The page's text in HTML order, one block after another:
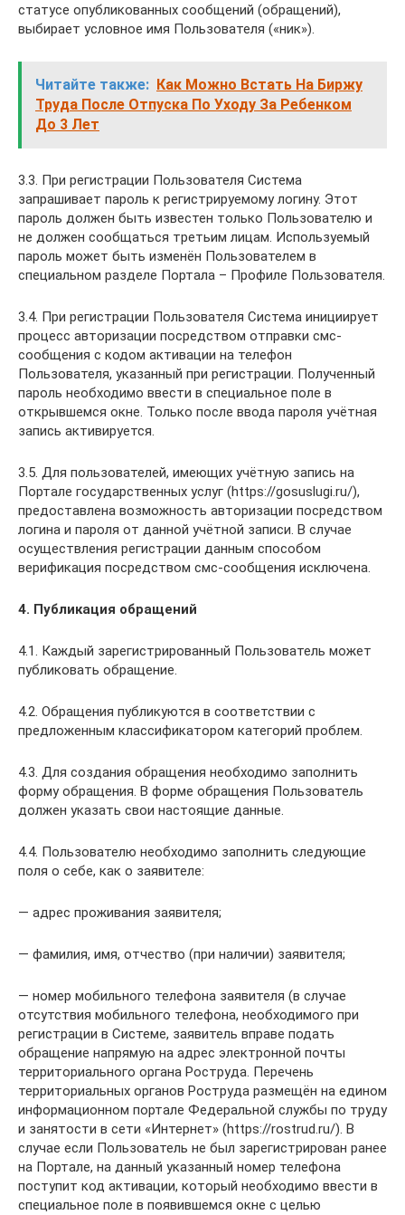
статусе опубликованных сообщений (обращений),
выбирает условное имя Пользователя («ник»).
Читайте также: Как Можно Встать На Биржу
Труда После Отпуска По Уходу За Ребенком
До 3 Лет
3.3. При регистрации Пользователя Система
запрашивает пароль к регистрируемому логину. Этот
пароль должен быть известен только Пользователю и
не должен сообщаться третьим лицам. Используемый
пароль может быть изменён Пользователем в
специальном разделе Портала – Профиле Пользователя.
3.4. При регистрации Пользователя Система инициирует
процесс авторизации посредством отправки смс-
сообщения с кодом активации на телефон
Пользователя, указанный при регистрации. Полученный
пароль необходимо ввести в специальное поле в
открывшемся окне. Только после ввода пароля учётная
запись активируется.
3.5. Для пользователей, имеющих учётную запись на
Портале государственных услуг (https://gosuslugi.ru/),
предоставлена возможность авторизации посредством
логина и пароля от данной учётной записи. В случае
осуществления регистрации данным способом
верификация посредством смс-сообщения исключена.
4. Публикация обращений
4.1. Каждый зарегистрированный Пользователь может
публиковать обращение.
4.2. Обращения публикуются в соответствии с
предложенным классификатором категорий проблем.
4.3. Для создания обращения необходимо заполнить
форму обращения. В форме обращения Пользователь
должен указать свои настоящие данные.
4.4. Пользователю необходимо заполнить следующие
поля о себе, как о заявителе:
— адрес проживания заявителя;
— фамилия, имя, отчество (при наличии) заявителя;
— номер мобильного телефона заявителя (в случае
отсутствия мобильного телефона, необходимого при
регистрации в Системе, заявитель вправе подать
обращение напрямую на адрес электронной почты
территориального органа Роструда. Перечень
территориальных органов Роструда размещён на едином
информационном портале Федеральной службы по труду
и занятости в сети «Интернет» (https://rostrud.ru/). В
случае если Пользователь не был зарегистрирован ранее
на Портале, на данный указанный номер телефона
поступит код активации, который необходимо ввести в
специальное поле в появившемся окне с целью